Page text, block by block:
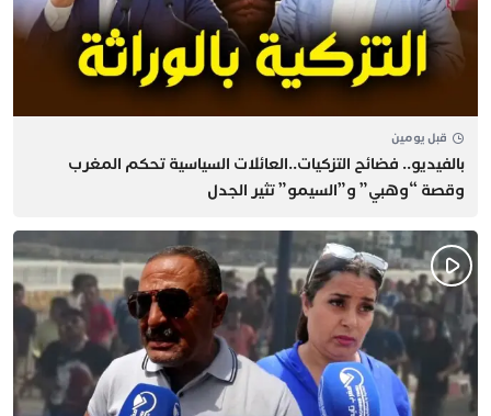
قبل يومين
بالفيديو.. فضائح التزكيات..العائلات السياسية تحكم المغرب
وقصة “وهبي” و”السيمو” تثير الجدل